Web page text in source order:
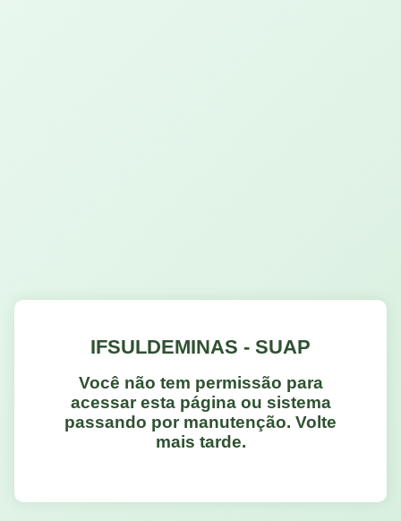
IFSULDEMINAS - SUAP
Você não tem permissão para
acessar esta página ou sistema
passando por manutenção. Volte
mais tarde.